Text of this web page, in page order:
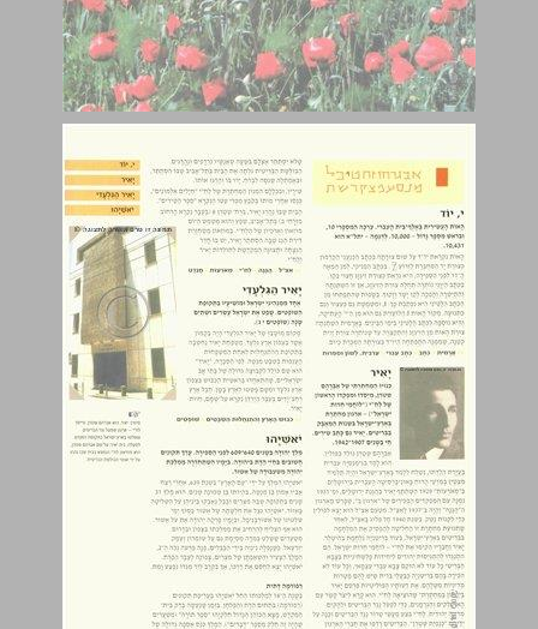
י יוד ... 17